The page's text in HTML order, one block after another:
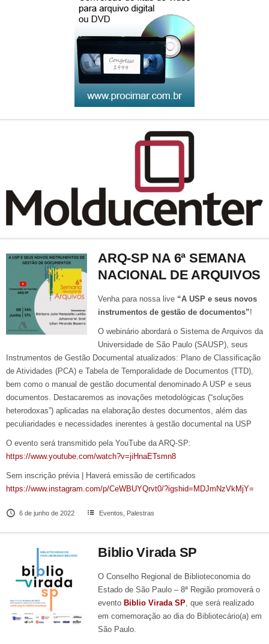
ARQ-SP NA 6ª SEMANA
NACIONAL DE ARQUIVOS
Venha para nossa live “A USP e seus novos
instrumentos de gestão de documentos”!
O webinário abordará o Sistema de Arquivos da
Universidade de São Paulo (SAUSP), seus
Instrumentos de Gestão Documental atualizados: Plano de Classificação
de Atividades (PCA) e Tabela de Temporalidade de Documentos (TTD),
bem como o manual de gestão documental denominado A USP e seus
documentos. Destacaremos as inovações metodológicas (“soluções
heterodoxas”) aplicadas na elaboração destes documentos, além das
peculiaridades e necessidades inerentes à gestão documental na USP
O evento será transmitido pela YouTube da ARQ-SP:
https://www.youtube.com/watch?v=jiHnaETsmn8
Sem inscrição prévia | Haverá emissão de certificados
https://www.instagram.com/p/CeWBUYQrvt0/?igshid=MDJmNzVkMjY=
6 de junho de 2022 Eventos Palestras
Biblio Virada SP
O Conselho Regional de Biblioteconomia do
Estado de São Paulo – 8ª Região promoverá o
evento Biblio Virada SP , que será realizado
em comemoração ao dia do Bibliotecário(a) em
São Paulo.